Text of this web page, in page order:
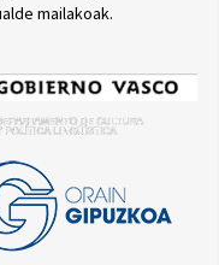
mailakoak.